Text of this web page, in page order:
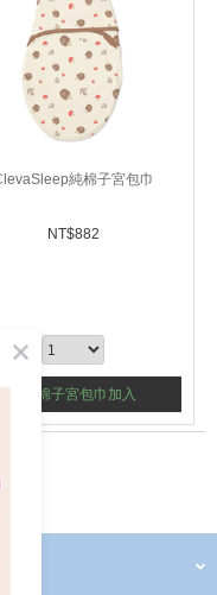
純棉子宮包巾
NT$882
純棉子宮包巾加入